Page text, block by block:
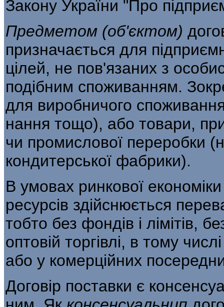
Закону України "Про
Предметом (об'єктом)
призначається для
цілей, не пов'язаних з
подібним споживанням.
для виробничого
нання тощо), або товари,
чи промислової переробки
кондитерської фабрики).
В умовах ринкової
ресурсів здійснюється
тобто без фондів і лімітів,
оптовій торгівлі, в тому
або у комерційних
Договір поставки є